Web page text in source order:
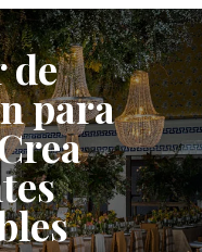
de
para